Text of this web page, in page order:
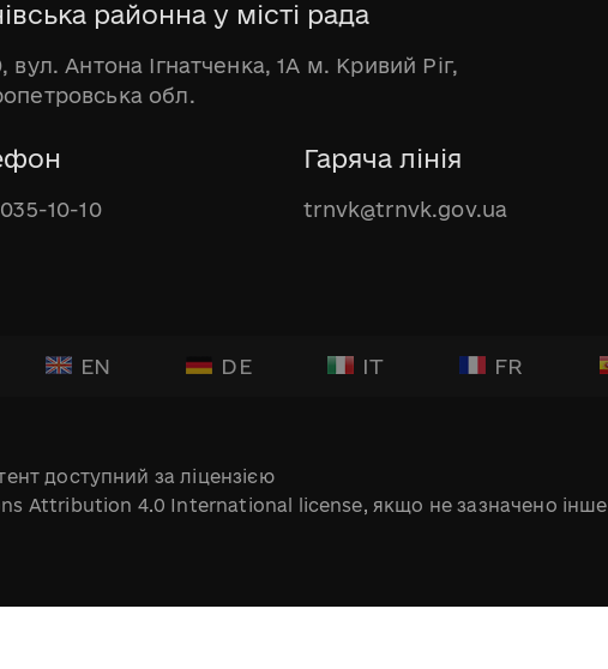
районна у місті рада
вул. Антона Ігнатченка, 1А м. Кривий Ріг,
обл.
10-10
Гаряча лінія
trnvk@trnvk.gov.ua
EN DE IT FR
доступний за ліцензією
Attribution 4.0 International license, якщо не зазначено інше